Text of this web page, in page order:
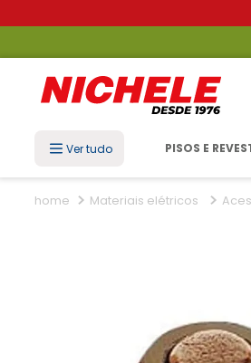
Ver tudo PISOS E
Materiais elétricos